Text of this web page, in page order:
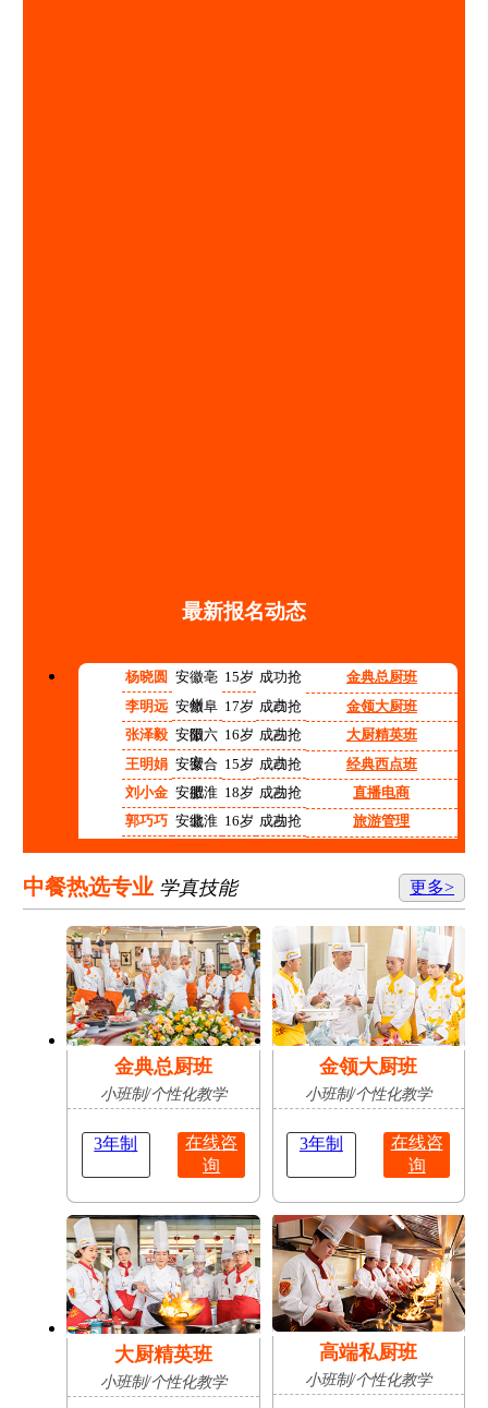
最新报名动态
杨晓圆
安徽亳
州
15岁 成功抢
占
金典总厨班
李明远 安徽阜
阳
17岁 成功抢
占
金领大厨班
张泽毅 安徽六
安
16岁 成功抢
占
大厨精英班
王明娟 安徽合
肥
15岁 成功抢
占
经典西点班
刘小金 安徽淮
北
18岁 成功抢
占
直播电商
郭巧巧
安徽淮
南
16岁 成功抢
占
旅游管理
程红红 安徽铜
陵
14岁 成功抢
高中阶段预备技师班
张志强 安徽宿
州
15岁
占
计算机应用技术
李涛
安徽合
肥
17岁 成功抢
机电技术应用
陈志豪 安徽亳
州
16岁 成功抢
占
无人机应用技术
中餐热选专业 学真技能 更多>
金典总厨班
小班制/个性化教学
3年制
在线咨
询
金领大厨班
小班制/个性化教学
3年制
在线咨
询
大厨精英班
小班制/个性化教学
高端私厨班
小班制/个性化教学